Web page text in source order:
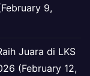
9,
Juara di LKS
(February 12,